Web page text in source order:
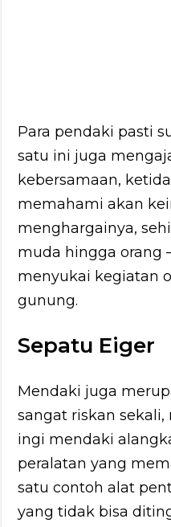
Para pendaki pasti
satu ini juga
kebersamaan,
memahami akan
menghargainya,
muda hingga orang
menyukai kegiatan
gunung.
Sepatu Eiger
Mendaki juga
sangat riskan
ingi mendaki
peralatan yang
satu contoh alat
yang tidak bisa